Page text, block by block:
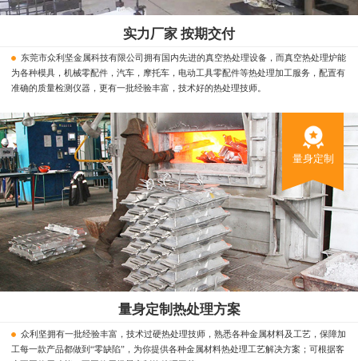
实力厂家 按期交付
东莞市众利坚金属科技有限公司拥有国内先进的真空热处理设备，而真空热处理炉能
为各种模具，机械零配件，汽车，摩托车，电动工具零配件等热处理加工服务，配置有
准确的质量检测仪器，更有一批经验丰富，技术好的热处理技师。
量身定制
量身定制热处理方案
众利坚拥有一批经验丰富，技术过硬热处理技师，熟悉各种金属材料及工艺，保障加
工每一款产品都做到“零缺陷”，为你提供各种金属材料热处理工艺解决方案；可根据客